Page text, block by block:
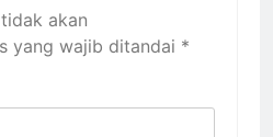
akan
yang wajib ditandai *